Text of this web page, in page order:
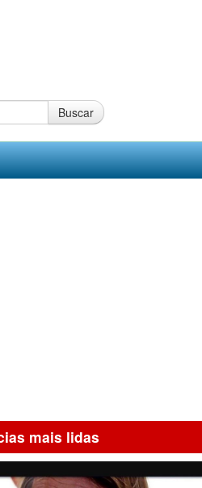
Buscar
mais lidas